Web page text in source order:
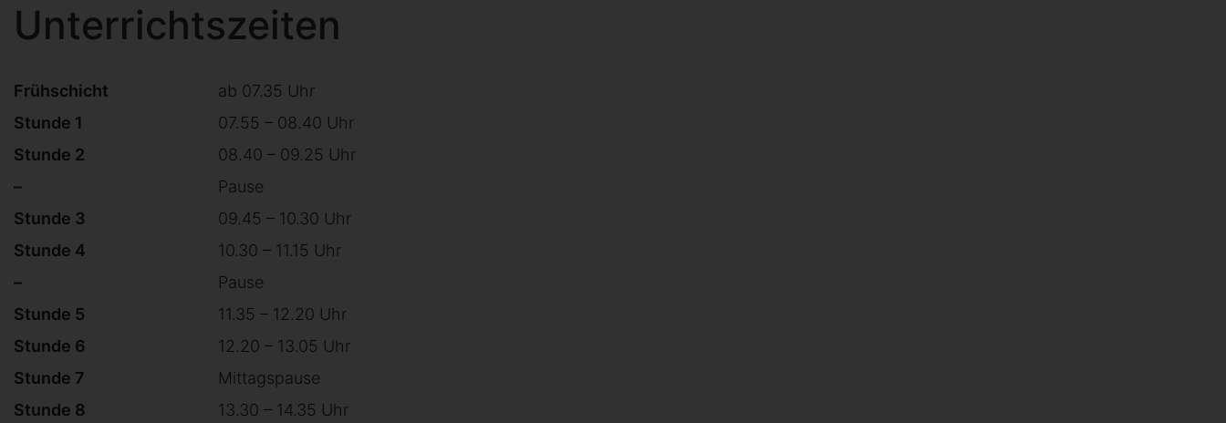
Unterrichtszeiten
Frühschicht
Stunde 1
Stunde 2
–
Stunde 3
Stunde 4
–
Stunde 5
Stunde 6
Stunde 7
Stunde 8
ab 07.35 Uhr
07.55 – 08.40 Uhr
08.40 – 09.25 Uhr
Pause
09.45 – 10.30 Uhr
10.30 – 11.15 Uhr
Pause
11.35 – 12.20 Uhr
12.20 – 13.05 Uhr
Mittagspause
13.30 – 14.35 Uhr